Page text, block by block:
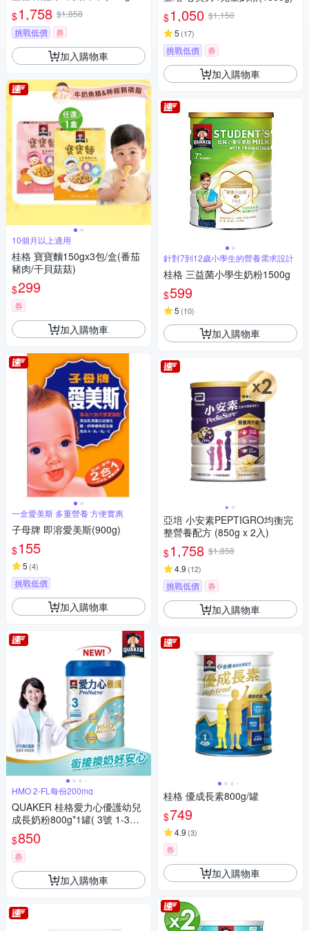
2入)
$1,758 $1,858
挑戰低價
券
加入購物車
10個月以上適用
桂格 寶寶麵150gx3包/盒(番茄
豬肉/干貝菇菇)
$299
券
加入購物車
一盒愛美斯 多重營養 方便實惠
子母牌 即溶愛美斯(900g)
$155
5 (4)
挑戰低價
加入購物車
HMO 2-FL每份200mg
QUAKER 桂格愛力心優護幼兒
成長奶粉800g*1罐( 3號 1-3歲
幼兒適用 無添加蔗糖 銜接換奶
好安心)
$850
券
加入購物車
$1,050 $1,150
5 (17)
挑戰低價 券
加入購物車
針對7到12歲小學生的營養需求設計
桂格 三益菌小學生奶粉1500g
$599
5 (10)
加入購物車
亞培 小安素PEPTIGRO均衡完
整營養配方 (850g x 2入)
$1,758 $1,858
4.9 (12)
挑戰低價 券
加入購物車
桂格 優成長素800g/罐
$749
4.9 (3)
券
加入購物車